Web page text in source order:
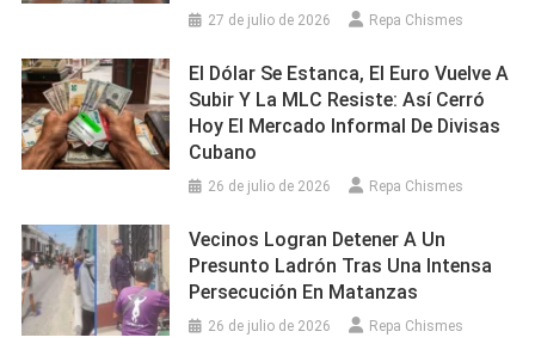
27 de julio de 2026 Repa Chismes
El Dólar Se Estanca, El Euro Vuelve A
Subir Y La MLC Resiste: Así Cerró
Hoy El Mercado Informal De Divisas
Cubano
26 de julio de 2026 Repa Chismes
Vecinos Logran Detener A Un
Presunto Ladrón Tras Una Intensa
Persecución En Matanzas
26 de julio de 2026 Repa Chismes